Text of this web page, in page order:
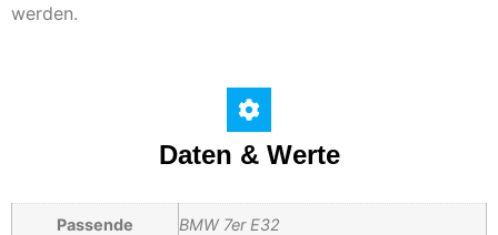
werden.
Daten & Werte
Passende
BMW 7er E32